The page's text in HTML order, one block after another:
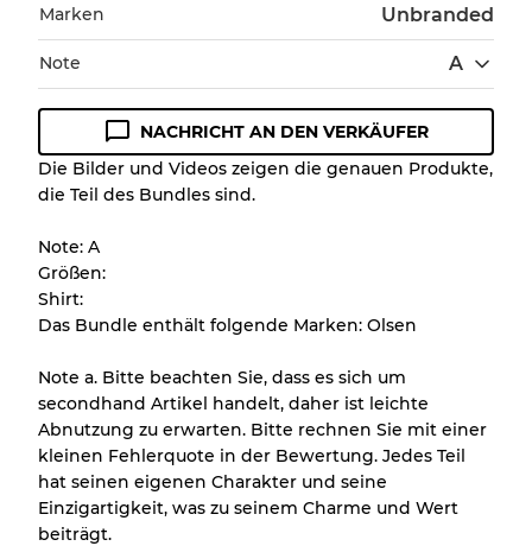
Marken Unbranded
Note A
Zustandsrichtlinie
Alle Produkte enthalten eine Qualitätsstufe,
jedes Artikels vor dem Kauf nachvollziehen
können.
Es gibt eine Fehlermarge von bis zu
Unser 3-Stufen-System
Note AFast neu, leichte Abnutzung
NACHRICHT AN DEN VERKÄUFER
Die Bilder und Videos zeigen die genauen Produkte,
die Teil des Bundles sind.
Note: A
Größen:
Shirt:
Das Bundle enthält folgende Marken: Olsen
Note a. Bitte beachten Sie, dass es sich um
secondhand Artikel handelt, daher ist leichte
Abnutzung zu erwarten. Bitte rechnen Sie mit einer
kleinen Fehlerquote in der Bewertung. Jedes Teil
hat seinen eigenen Charakter und seine
Einzigartigkeit, was zu seinem Charme und Wert
beiträgt.